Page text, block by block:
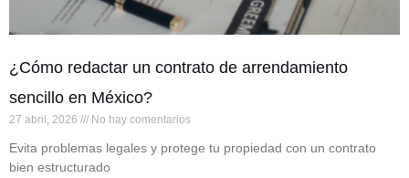
¿Cómo redactar un contrato de arrendamiento
sencillo en México?
27 abril, 2026 No hay comentarios
Evita problemas legales y protege tu propiedad con un contrato
bien estructurado